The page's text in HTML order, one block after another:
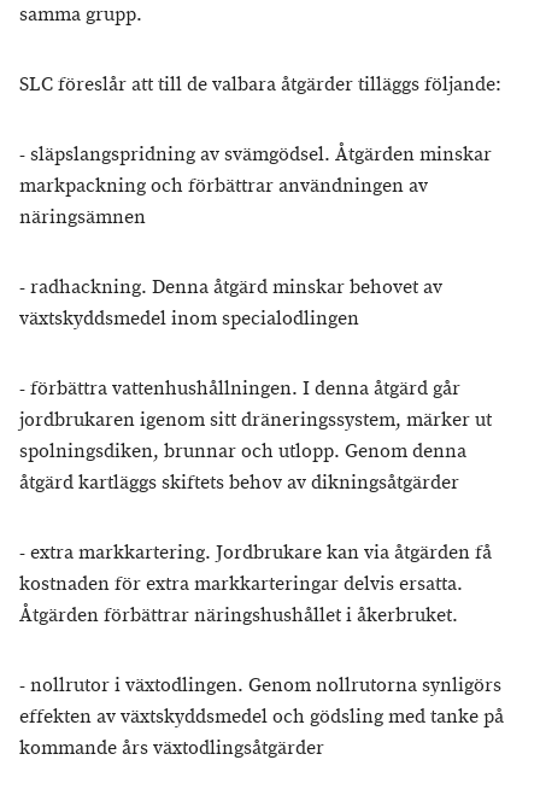
samma grupp.
SLC föreslår att till de valbara åtgärder tilläggs följande:
- släpslangspridning av svämgödsel. Åtgärden minskar
markpackning och förbättrar användningen av
näringsämnen
- radhackning. Denna åtgärd minskar behovet av
växtskyddsmedel inom specialodlingen
- förbättra vattenhushållningen. I denna åtgärd går
jordbrukaren igenom sitt dräneringssystem, märker ut
spolningsdiken, brunnar och utlopp. Genom denna
åtgärd kartläggs skiftets behov av dikningsåtgärder
- extra markkartering. Jordbrukare kan via åtgärden få
kostnaden för extra markkarteringar delvis ersatta.
Åtgärden förbättrar näringshushållet i åkerbruket.
- nollrutor i växtodlingen. Genom nollrutorna synligörs
effekten av växtskyddsmedel och gödsling med tanke på
kommande års växtodlingsåtgärder